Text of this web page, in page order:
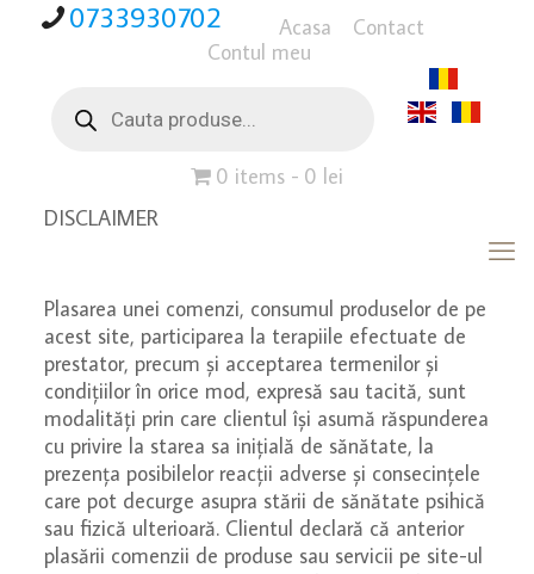
0733930702 Acasa
Contact
Contul meu
search
0 items
0 lei
DISCLAIMER
Plasarea unei comenzi, consumul produselor de pe
acest site, participarea la terapiile efectuate de
prestator, precum și acceptarea termenilor și
condițiilor în orice mod, expresă sau tacită, sunt
modalități prin care clientul își asumă răspunderea
cu privire la starea sa inițială de sănătate, la
prezența posibilelor reacții adverse și consecințele
care pot decurge asupra stării de sănătate psihică
sau fizică ulterioară. Clientul declară că anterior
plasării comenzii de produse sau servicii pe site-ul